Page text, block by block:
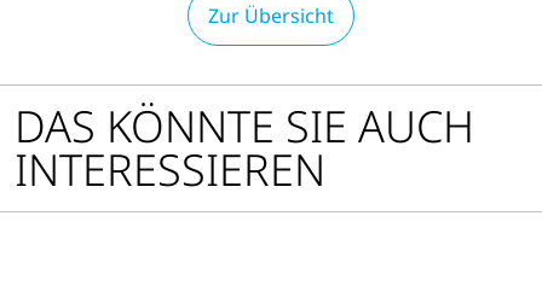
Zur Übersicht
DAS KÖNNTE SIE AUCH
INTERESSIEREN